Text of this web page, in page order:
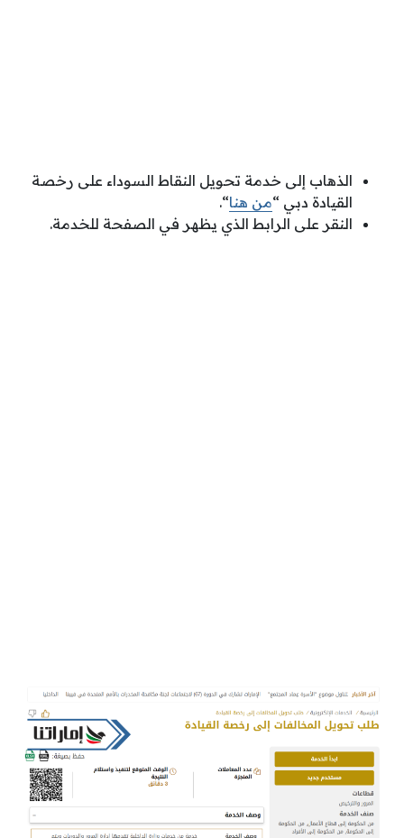
الذهاب إلى خدمة تحويل النقاط السوداء على رخصة
القيادة دبي “من هنا“.
النقر على الرابط الذي يظهر في الصفحة للخدمة.